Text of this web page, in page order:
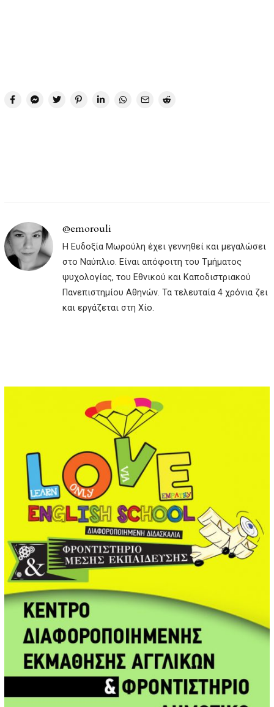
@emorouli
Η Ευδοξία Μωρούλη έχει γεννηθεί και μεγαλώσει
στο Ναύπλιο. Είναι απόφοιτη του Τμήματος
ψυχολογίας, του Εθνικού και Καποδιστριακού
Πανεπιστημίου Αθηνών. Τα τελευταία 4 χρόνια ζει
και εργάζεται στη Χίο.